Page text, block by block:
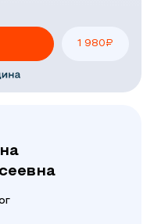
1 980₽